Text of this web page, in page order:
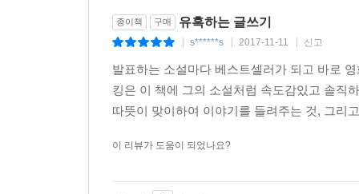
그러한 경지에 이르기 위해서는 많이 읽고 많이
무엇보다 독서는 창작의 과정에 친숙해지고 그
스티븐 킹이 그것을 바탕으로 한 생생한 소설로
등에 대하여 개인적인 체험들을 섞어서 독특한
마지막으로 항상 가상독자를 염두에 두고 작품
것이다.
방법들, 좋은 글을 쓰기 위한 연장들 등에 관해서
종이책 구매 유혹하는 글쓰기
s******s 2017-11-11 신고
발표하는 소설마다 베스트셀러가 되고 바로
킹은 이 책에 그의 소설처럼 속도감있고 솔직
따뜻이 맞이하여 이야기를 들려주는 것, 그리
이 리뷰가 도움이 되었나요?